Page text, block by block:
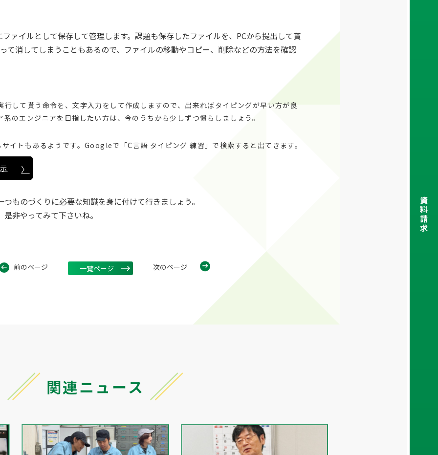
ァイルとして保存して管理します。課題も保存したファイルを、PCから提出して貰
て消してしまうこともあるので、ファイルの移動やコピー、削除などの方法を確認
行して貰う命令を、文字入力をして作成しますので、出来ればタイピングが早い方が良
のエンジニアを目指したい方は、今のうちから少しずつ慣らしましょう。
イトもあるようです。Googleで「C言語 タイピング 練習」で検索すると出てきます。
ものづくりに必要な知識を身に付けて行きましょう。
非やってみて下さいね。
前のページ 一覧ページ 次のページ
関連ニュース
資
料
請
求